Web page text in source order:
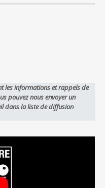
les informations et rappels de
pouvez nous envoyer un
dans la liste de diffusion